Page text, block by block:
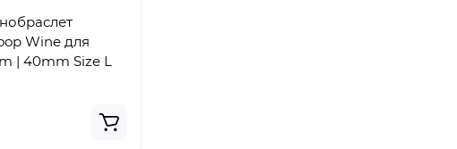
Wine для
| 40mm Size L